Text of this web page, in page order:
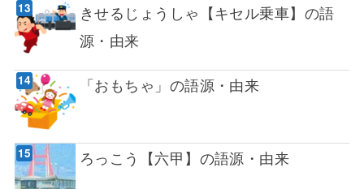
きせるじょうしゃ【キセル乗車】の語
源・由来
「おもちゃ」の語源・由来
ろっこう【六甲】の語源・由来